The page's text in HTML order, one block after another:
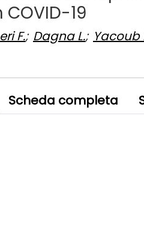
19
F.; Dagna L.; Yacoub
Scheda completa